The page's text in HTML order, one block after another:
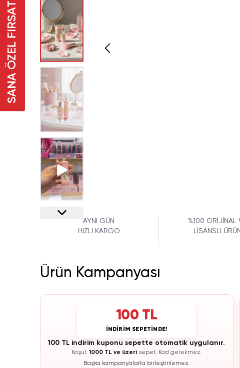
SANA ÖZEL FIRSAT
AYNI GÜN
HIZLI KARGO
%100 ORİJİNAL
LİSANSLI ÜRÜN
Ürün Kampanyası
100 TL
İNDİRİM SEPETİNDE!
100 TL indirim kuponu sepette otomatik uygulanır.
Koşul:1000 TL ve üzeri sepet. Kod gerekmez.
Başka kampanyalarla birleştirilemez.